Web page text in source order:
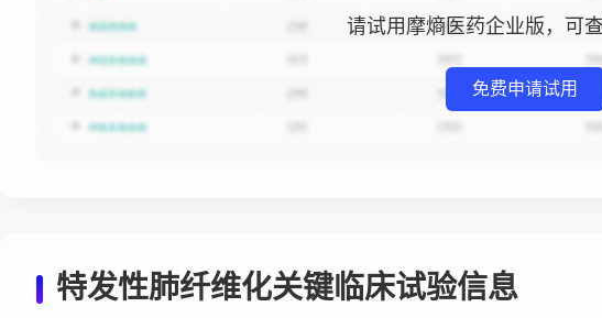
请试用摩熵医药企业版，可
免费申请试用
特发性肺纤维化关键临床试验信息